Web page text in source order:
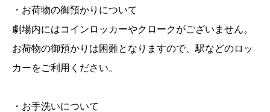
・お荷物の御預かりについて
劇場内にはコインロッカーやクロークがございません。
お荷物の御預かりは困難となりますので、駅などのロッ
カーをご利用ください。
・お手洗いについて